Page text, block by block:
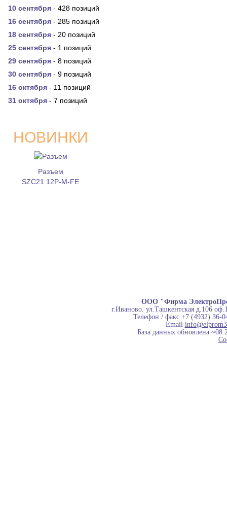
10 сентября - 428 позиций
16 сентября - 285 позиций
18 сентября - 20 позиций
25 сентября - 1 позиций
29 сентября - 8 позиций
30 сентября - 9 позиций
16 октября - 11 позиций
31 октября - 7 позиций
НОВИНКИ
Разъем
SZC21 12P-M-FE
ООО "Фирма
г.Иваново. ул.Ташкентская д.106
Телефон / факс +7 (4932) 36-
Email
База данных обновлена